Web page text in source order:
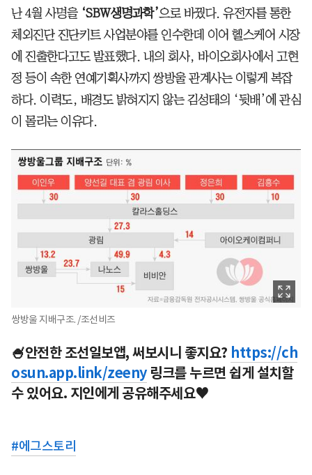
난 4월 사명을‘SBW생명과학’으로 바꿨다. 유전자를 통한
체외진단 진단키트 사업분야를 인수한데 이어 헬스케어 시장
에 진출한다고도 발표했다. 내의 회사, 바이오회사에서 고현
정 등이 속한 연예기획사까지 쌍방울 관계사는 이렇게 복잡
하다. 이력도, 배경도 밝혀지지 않는 김성태의 ‘뒷배’에 관심
이 몰리는 이유다.
쌍방울 지배구조. /조선비즈
🍧안전한 조선일보앱, 써보시니 좋지요? https://ch
osun.app.link/zeeny링크를 누르면 쉽게 설치할
수 있어요. 지인에게 공유해주세요♥
#에그스토리